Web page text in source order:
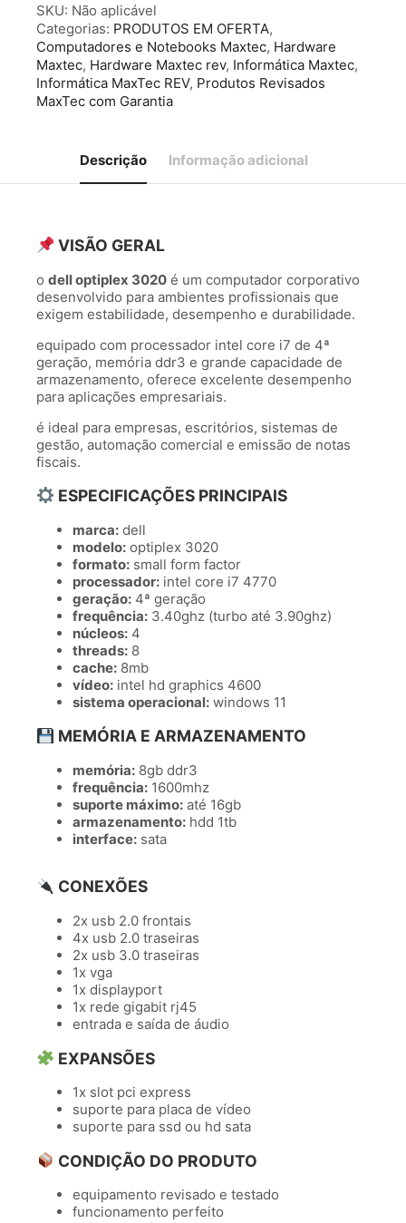
I7
8
GB
SSD
1
TB
SKU: Não aplicável
Categorias: PRODUTOS EM OFERTA,
Computadores e Notebooks Maxtec, Hardware
Maxtec, Hardware Maxtec rev, Informática Maxtec,
Informática MaxTec REV, Produtos Revisados
MaxTec com Garantia
Descrição Informação adicional
VISÃO GERAL
o dell optiplex 3020 é um computador corporativo
desenvolvido para ambientes profissionais que
exigem estabilidade, desempenho e durabilidade.
equipado com processador intel core i7 de 4ª
geração, memória ddr3 e grande capacidade de
armazenamento, oferece excelente desempenho
para aplicações empresariais.
é ideal para empresas, escritórios, sistemas de
gestão, automação comercial e emissão de notas
fiscais.
ESPECIFICAÇÕES PRINCIPAIS
marca: dell
modelo: optiplex 3020
formato: small form factor
processador: intel core i7 4770
geração: 4ª geração
frequência: 3.40ghz (turbo até 3.90ghz)
núcleos: 4
threads: 8
cache: 8mb
vídeo: intel hd graphics 4600
sistema operacional: windows 11
MEMÓRIA E ARMAZENAMENTO
memória: 8gb ddr3
frequência: 1600mhz
suporte máximo: até 16gb
armazenamento: hdd 1tb
interface: sata
CONEXÕES
2x usb 2.0 frontais
4x usb 2.0 traseiras
2x usb 3.0 traseiras
1x vga
1x displayport
1x rede gigabit rj45
entrada e saída de áudio
EXPANSÕES
1x slot pci express
suporte para placa de vídeo
suporte para ssd ou hd sata
CONDIÇÃO DO PRODUTO
equipamento revisado e testado
funcionamento perfeito